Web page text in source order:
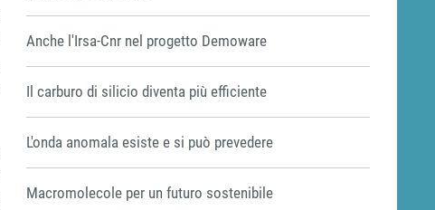
Anche l'Irsa-Cnr nel progetto Demoware
Il carburo di silicio diventa più efficiente
L'onda anomala esiste e si può prevedere
Macromolecole per un futuro sostenibile